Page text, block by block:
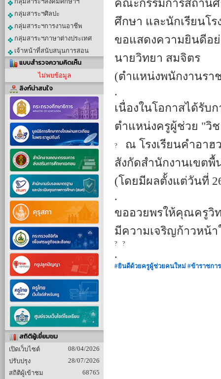
กลุ่มสาระฯศิลปะ
กลุ่มสาระฯการงานอาชีพ
กลุ่มสาระฯภาษาต่างประเทศ
เจ้าหน้าที่สนับสนุนการสอน
แบบสำรวจความคิดเห็น
ไม่พบข้อมูล
ลิงก์น่าสนใจ
สถิติผู้เยี่ยมชม
เปิดเว็บไซต์
08/04/2026
ปรับปรุง
28/07/2026
สถิติผู้เข้าชม
68765
คณะกรรมการสถาน
ศึกษา และนักเรียนโ
ขอแสดงความยินดีอย่
นายวิทยา สมจิตร
(ตำแหน่งพนักงานรา
.
เนื่องในโอกาสได้รับ
ตำแหน่งครูผู้ช่วย "วิ
ณ โรงเรียนคำอาฮ
สังกัดสำนักงานเขต
(โดยมีผลตั้งแต่วันที่
.
ขออวยพรให้คุณครูวิ
มีความเจริญก้าวหน้
.
#ยินดีด้วยครูผู้ช่วยคนใหม่ #ข้าราชกา